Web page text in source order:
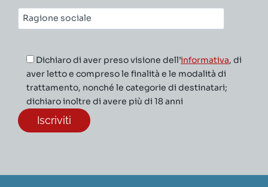
Ragione
sociale*
Dichiaro di aver preso visione dell’informativa, di
aver letto e compreso le finalità e le modalità di
trattamento, nonché le categorie di destinatari;
dichiaro inoltre di avere più di 18 anni